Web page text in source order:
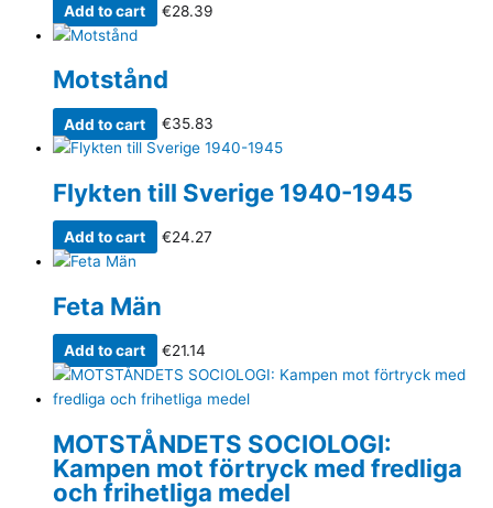
Add to cart €28.39
Motstånd
Add to cart €35.83
Flykten till Sverige 1940-1945
Add to cart €24.27
Feta Män
Add to cart €21.14
MOTSTÅNDETS SOCIOLOGI:
Kampen mot förtryck med fredliga
och frihetliga medel